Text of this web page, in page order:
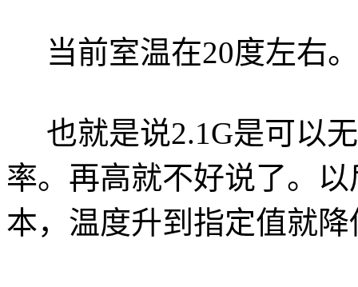
当前室温在20度左右。
也就是说2.1G是可以
率。再高就不好说了。
本，温度升到指定值就